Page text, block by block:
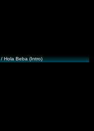
/ Hola Beba (Intro)